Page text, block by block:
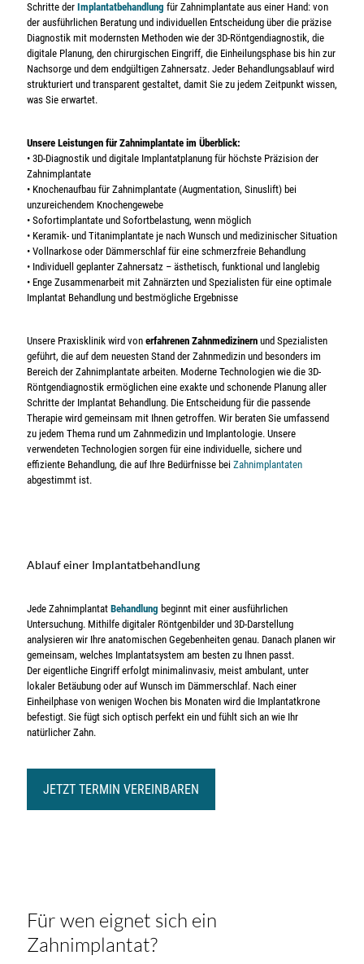
Schritte der Implantatbehandlung für Zahnimplantate aus einer Hand: von
der ausführlichen Beratung und individuellen Entscheidung über die präzise
Diagnostik mit modernsten Methoden wie der 3D-Röntgendiagnostik, die
digitale Planung, den chirurgischen Eingriff, die Einheilungsphase bis hin zur
Nachsorge und dem endgültigen Zahnersatz. Jeder Behandlungsablauf wird
strukturiert und transparent gestaltet, damit Sie zu jedem Zeitpunkt wissen,
was Sie erwartet.
Unsere Leistungen für Zahnimplantate im Überblick:
• 3D-Diagnostik und digitale Implantatplanung für höchste Präzision der
Zahnimplantate
• Knochenaufbau für Zahnimplantate (Augmentation, Sinuslift) bei
unzureichendem Knochengewebe
• Sofortimplantate und Sofortbelastung, wenn möglich
• Keramik- und Titanimplantate je nach Wunsch und medizinischer Situation
• Vollnarkose oder Dämmerschlaf für eine schmerzfreie Behandlung
• Individuell geplanter Zahnersatz – ästhetisch, funktional und langlebig
• Enge Zusammenarbeit mit Zahnärzten und Spezialisten für eine optimale
Implantat Behandlung und bestmögliche Ergebnisse
Unsere Praxisklinik wird von erfahrenen Zahnmedizinern und Spezialisten
geführt, die auf dem neuesten Stand der Zahnmedizin und besonders im
Bereich der Zahnimplantate arbeiten. Moderne Technologien wie die 3D-
Röntgendiagnostik ermöglichen eine exakte und schonende Planung aller
Schritte der Implantat Behandlung. Die Entscheidung für die passende
Therapie wird gemeinsam mit Ihnen getroffen. Wir beraten Sie umfassend
zu jedem Thema rund um Zahnmedizin und Implantologie. Unsere
verwendeten Technologien sorgen für eine individuelle, sichere und
effiziente Behandlung, die auf Ihre Bedürfnisse bei Zahnimplantaten
abgestimmt ist.
Ablauf einer Implantatbehandlung
Jede Zahnimplantat Behandlung beginnt mit einer ausführlichen
Untersuchung. Mithilfe digitaler Röntgenbilder und 3D-Darstellung
analysieren wir Ihre anatomischen Gegebenheiten genau. Danach planen wir
gemeinsam, welches Implantatsystem am besten zu Ihnen passt.
Der eigentliche Eingriff erfolgt minimalinvasiv, meist ambulant, unter
lokaler Betäubung oder auf Wunsch im Dämmerschlaf. Nach einer
Einheilphase von wenigen Wochen bis Monaten wird die Implantatkrone
befestigt. Sie fügt sich optisch perfekt ein und fühlt sich an wie Ihr
natürlicher Zahn.
JETZT TERMIN VEREINBAREN
Für wen eignet sich ein
Zahnimplantat?